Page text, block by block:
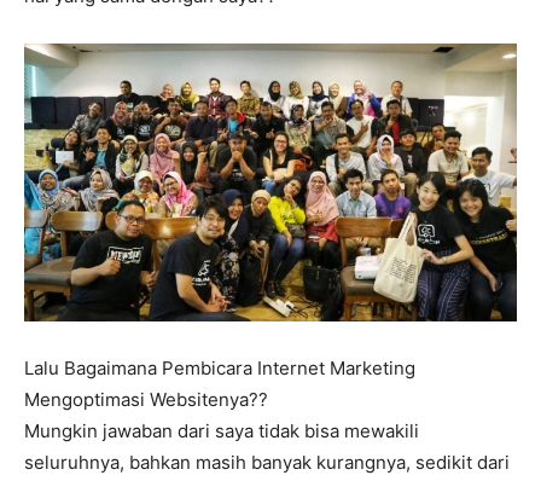
Lalu Bagaimana Pembicara Internet Marketing
Mengoptimasi Websitenya??
Mungkin jawaban dari saya tidak bisa mewakili
seluruhnya, bahkan masih banyak kurangnya, sedikit dari